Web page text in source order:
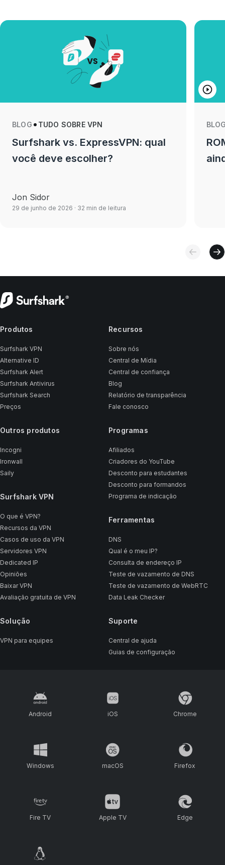
BLOG TUDO SOBRE VPN
Surfshark vs. ExpressVPN: qual
você deve escolher?
Jon Sidor
29 de junho de 2026 · 32 min de leitura
Produtos
Surfshark VPN
Alternative ID
Surfshark Alert
Surfshark Antivirus
Surfshark Search
Preços
Outros produtos
Incogni
Ironwall
Saily
Surfshark VPN
O que é VPN?
Recursos da VPN
Casos de uso da VPN
Servidores VPN
Dedicated IP
Opiniões
Baixar VPN
Avaliação gratuita de VPN
Solução
VPN para equipes
Recursos
Sobre nós
Central de Mídia
Central de confiança
Blog
Relatório de transparência
Fale conosco
Programas
Afiliados
Criadores do YouTube
Desconto para estudantes
Desconto para formandos
Programa de indicação
Ferramentas
DNS
Qual é o meu IP?
Consulta de endereço IP
Teste de vazamento de DNS
Teste de vazamento de WebRTC
Data Leak Checker
Suporte
Central de ajuda
Guias de configuração
Android iOS Chrome
Windows macOS Firefox
Fire TV Apple TV Edge